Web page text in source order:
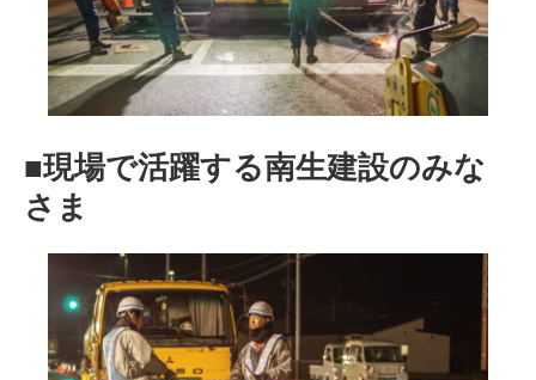
■現場で活躍する南生建設のみな
さま